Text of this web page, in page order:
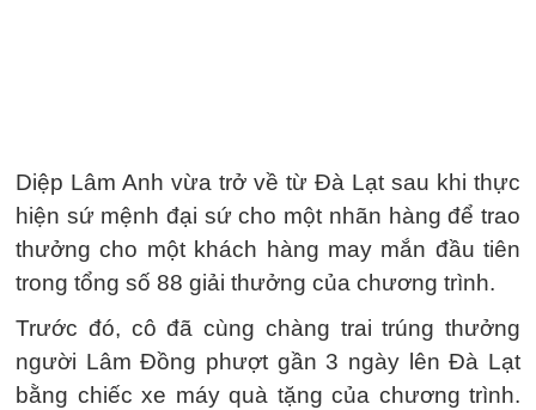
Diệp Lâm Anh vừa trở về từ Đà Lạt sau khi thực
hiện sứ mệnh đại sứ cho một nhãn hàng để trao
thưởng cho một khách hàng may mắn đầu tiên
trong tổng số 88 giải thưởng của chương trình.
Trước đó, cô đã cùng chàng trai trúng thưởng
người Lâm Đồng phượt gần 3 ngày lên Đà Lạt
bằng chiếc xe máy quà tặng của chương trình.